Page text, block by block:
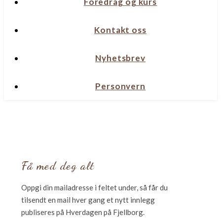
Kontakt oss
Nyhetsbrev
Personvern
Få med deg alt
Oppgi din mailadresse i feltet under, så får du
tilsendt en mail hver gang et nytt innlegg
publiseres på Hverdagen på Fjellborg.